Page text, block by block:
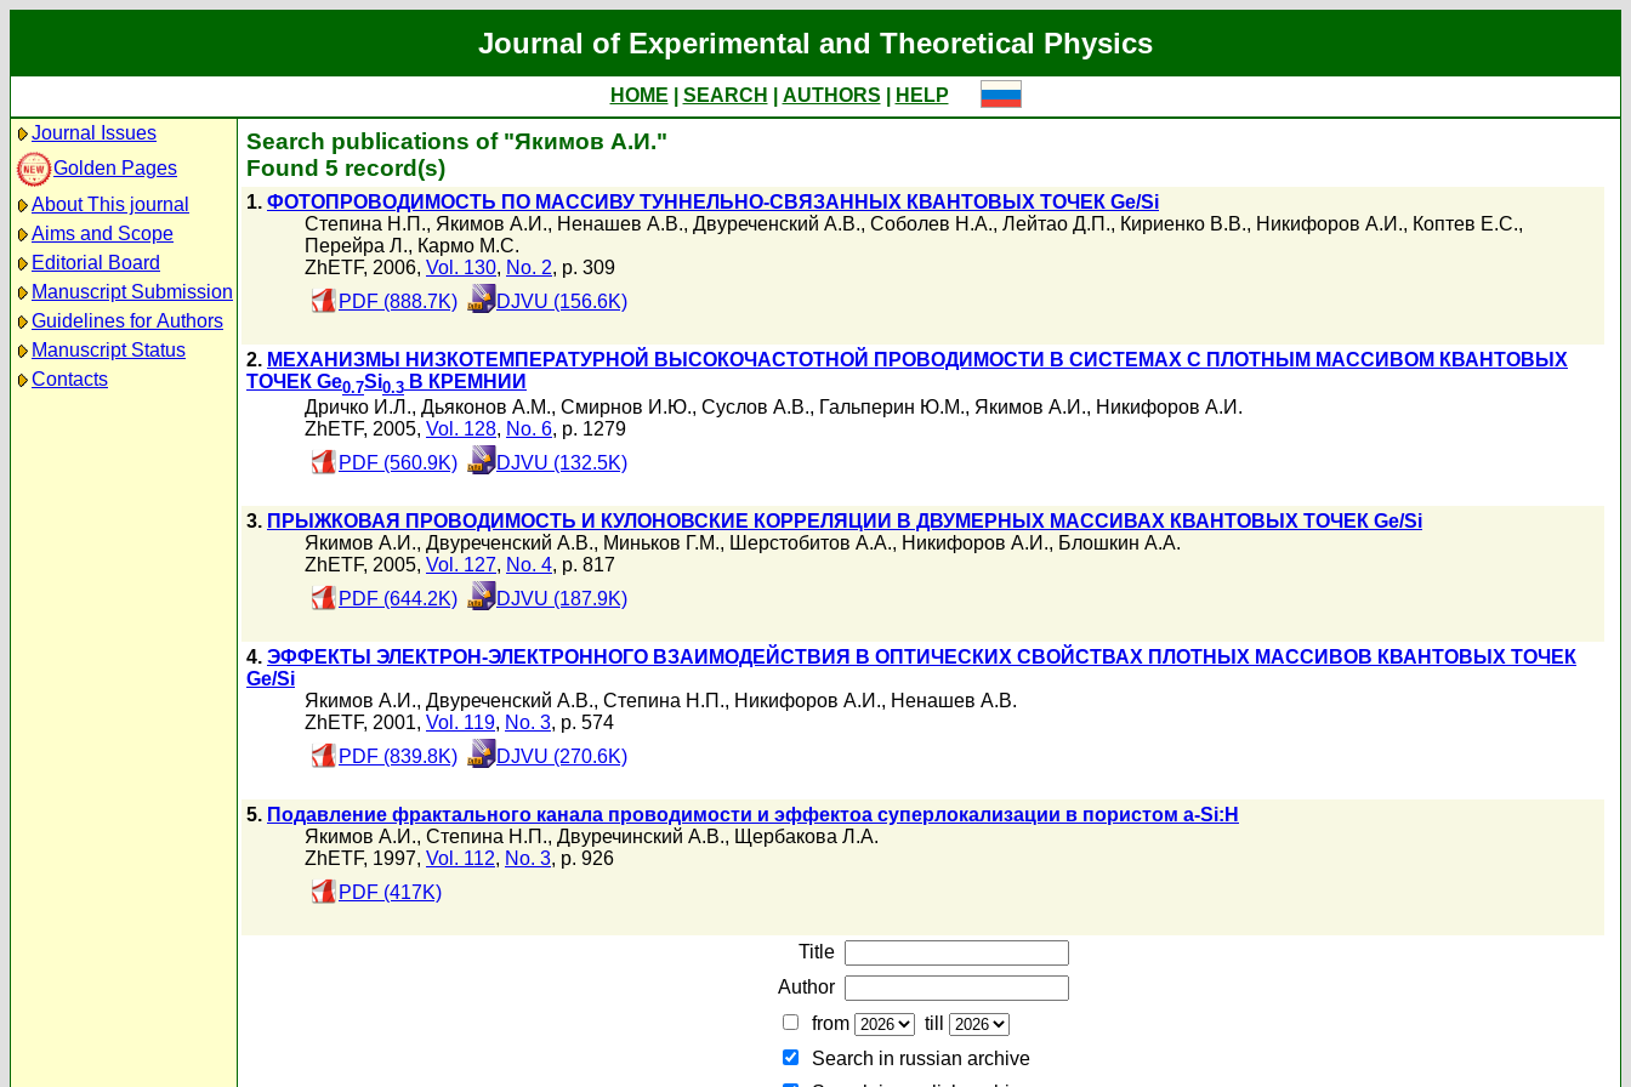
Journal of Experimental and Theoretical Physics
HOME SEARCH AUTHORS
HELP
Journal Issues
Golden Pages
About This journal
Aims and Scope
Editorial Board
Manuscript Submission
Guidelines for Authors
Manuscript Status
Contacts
Search publications of "Якимов А.И."
Found 5 record(s)
1. ФОТОПРОВОДИМОСТЬ ПО МАССИВУ ТУННЕЛЬНО-СВЯЗАННЫХ КВАНТОВЫХ ТОЧЕК Ge/Si
Степина Н.П., Якимов А.И., Ненашев А.В., Двуреченский А.В., Соболев Н.А., Лейтао Д.П., Кириенко В.В., Никифоров А.И., Коптев Е.С.,
Перейра Л., Кармо М.С.
ZhETF, 2006, Vol. 130, No. 2, p. 309
PDF (888.7K)
DJVU (156.6K)
2. МЕХАНИЗМЫ НИЗКОТЕМПЕРАТУРНОЙ ВЫСОКОЧАСТОТНОЙ ПРОВОДИМОСТИ В СИСТЕМАХ С ПЛОТНЫМ МАССИВОМ КВАНТОВЫХ
ТОЧЕК Ge0.7Si0.3 В КРЕМНИИ
Дричко И.Л., Дьяконов А.М., Смирнов И.Ю., Суслов А.В., Гальперин Ю.М., Якимов А.И., Никифоров А.И.
ZhETF, 2005, Vol. 128, No. 6, p. 1279
PDF (560.9K)
DJVU (132.5K)
3. ПРЫЖКОВАЯ ПРОВОДИМОСТЬ И КУЛОНОВСКИЕ КОРРЕЛЯЦИИ В ДВУМЕРНЫХ МАССИВАХ КВАНТОВЫХ ТОЧЕК Ge/Si
Якимов А.И., Двуреченский А.В., Миньков Г.М., Шерстобитов А.А., Никифоров А.И., Блошкин А.А.
ZhETF, 2005, Vol. 127, No. 4, p. 817
PDF (644.2K)
DJVU (187.9K)
4. ЭФФЕКТЫ ЭЛЕКТРОН-ЭЛЕКТРОННОГО ВЗАИМОДЕЙСТВИЯ В ОПТИЧЕСКИХ СВОЙСТВАХ ПЛОТНЫХ МАССИВОВ КВАНТОВЫХ ТОЧЕК
Ge/Si
Якимов А.И., Двуреченский А.В., Степина Н.П., Никифоров А.И., Ненашев А.В.
ZhETF, 2001, Vol. 119, No. 3, p. 574
PDF (839.8K)
DJVU (270.6K)
5. Подавление фрактального канала проводимости и эффектоа суперлокализации в пористом a-Si:H
Якимов А.И., Степина Н.П., Двуречинский А.В., Щербакова Л.А.
ZhETF, 1997, Vol. 112, No. 3, p. 926
PDF (417K)
Title
Author
from
till
Search in russian archive